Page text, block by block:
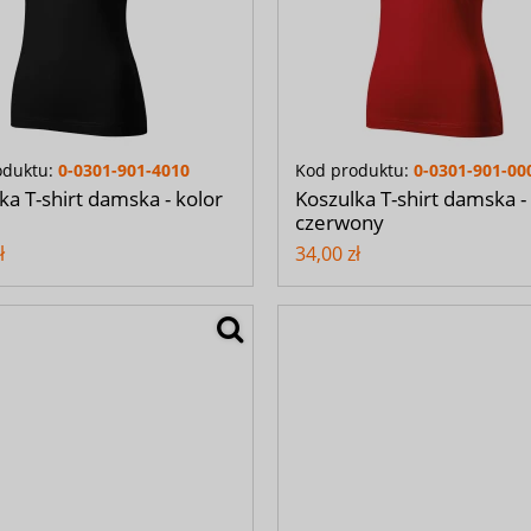
0-0301-901-4010
T-shirt damska - kolor
Kod produktu: 0-0301-901-
Koszulka T-shirt damska
czerwony
34,00 zł